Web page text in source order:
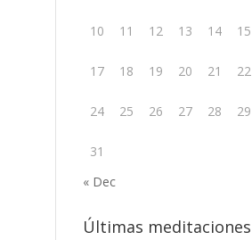
10 11 12 13 14 15
17 18 19 20 21 22
24 25 26 27 28 29
31
« Dec
Últimas meditaciones